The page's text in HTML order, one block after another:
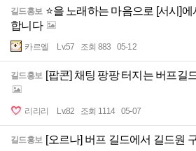
길드홍보 ⭐을 노래하는 마음으로 [서시]
합니다
카르엘 Lv.57 조회 883 05-12
길드홍보 [팝콘] 채팅 팡팡 터지는 버프길
리리리 Lv.82 조회 1114 05-07
길드홍보 [오르나] 버프 길드에서 길드원